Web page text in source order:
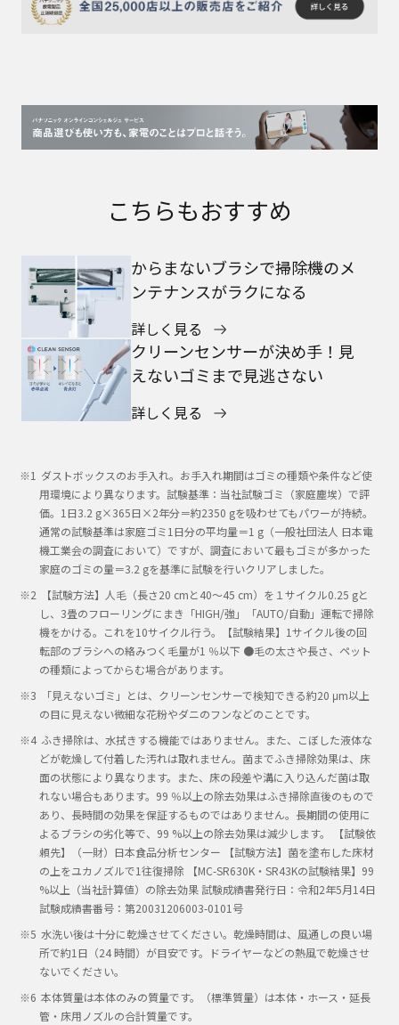
こちらもおすすめ
からまないブラシで掃除機のメ
ンテナンスがラクになる
詳しく見る
クリーンセンサーが決め手！見
えないゴミまで見逃さない
詳しく見る
ダストボックスのお手入れ。お手入れ期間はゴミの種類や条件など使
用環境により異なります。試験基準：当社試験ゴミ（家庭塵埃）で評
価。1日3.2 g×365日×2年分＝約2350 gを吸わせてもパワーが持続。
通常の試験基準は家庭ゴミ1日分の平均量＝1 g（一般社団法人 日本電
機工業会の調査において）ですが、調査において最もゴミが多かった
家庭のゴミの量＝3.2 gを基準に試験を行いクリアしました。
【試験方法】人毛（長さ20 cmと40～45 cm）を１サイクル0.25 gと
し、3畳のフローリングにまき「HIGH/強」「AUTO/自動」運転で掃除
機をかける。これを10サイクル行う。【試験結果】1サイクル後の回
転部のブラシへの絡みつく毛量が1 ％以下 ●毛の太さや長さ、ペット
の種類によってからむ場合があります。
「見えないゴミ」とは、クリーンセンサーで検知できる約20 μm以上
の目に見えない微細な花粉やダニのフンなどのことです。
ふき掃除は、水拭きする機能ではありません。また、こぼした液体な
どが乾燥して付着した汚れは取れません。菌までふき掃除効果は、床
面の状態により異なります。また、床の段差や溝に入り込んだ菌は取
れない場合もあります。99 ％以上の除去効果はふき掃除直後のもので
あり、長時間の効果を保証するものではありません。長期間の使用に
よるブラシの劣化等で、99 %以上の除去効果は減少します。 【試験依
頼先】（一財）日本食品分析センター 【試験方法】菌を塗布した床材
の上をユカノズルで1往復掃除 【MC-SR630K・SR43Kの試験結果】99
%以上（当社計算値）の除去効果 試験成績書発行日：令和2年5月14日
試験成績書番号：第20031206003-0101号
水洗い後は十分に乾燥させてください。乾燥時間は、風通しの良い場
所で約1日（24 時間）が目安です。ドライヤーなどの熱風で乾燥させ
ないでください。
本体質量は本体のみの質量です。（標準質量）は本体・ホース・延長
管・床用ノズルの合計質量です。